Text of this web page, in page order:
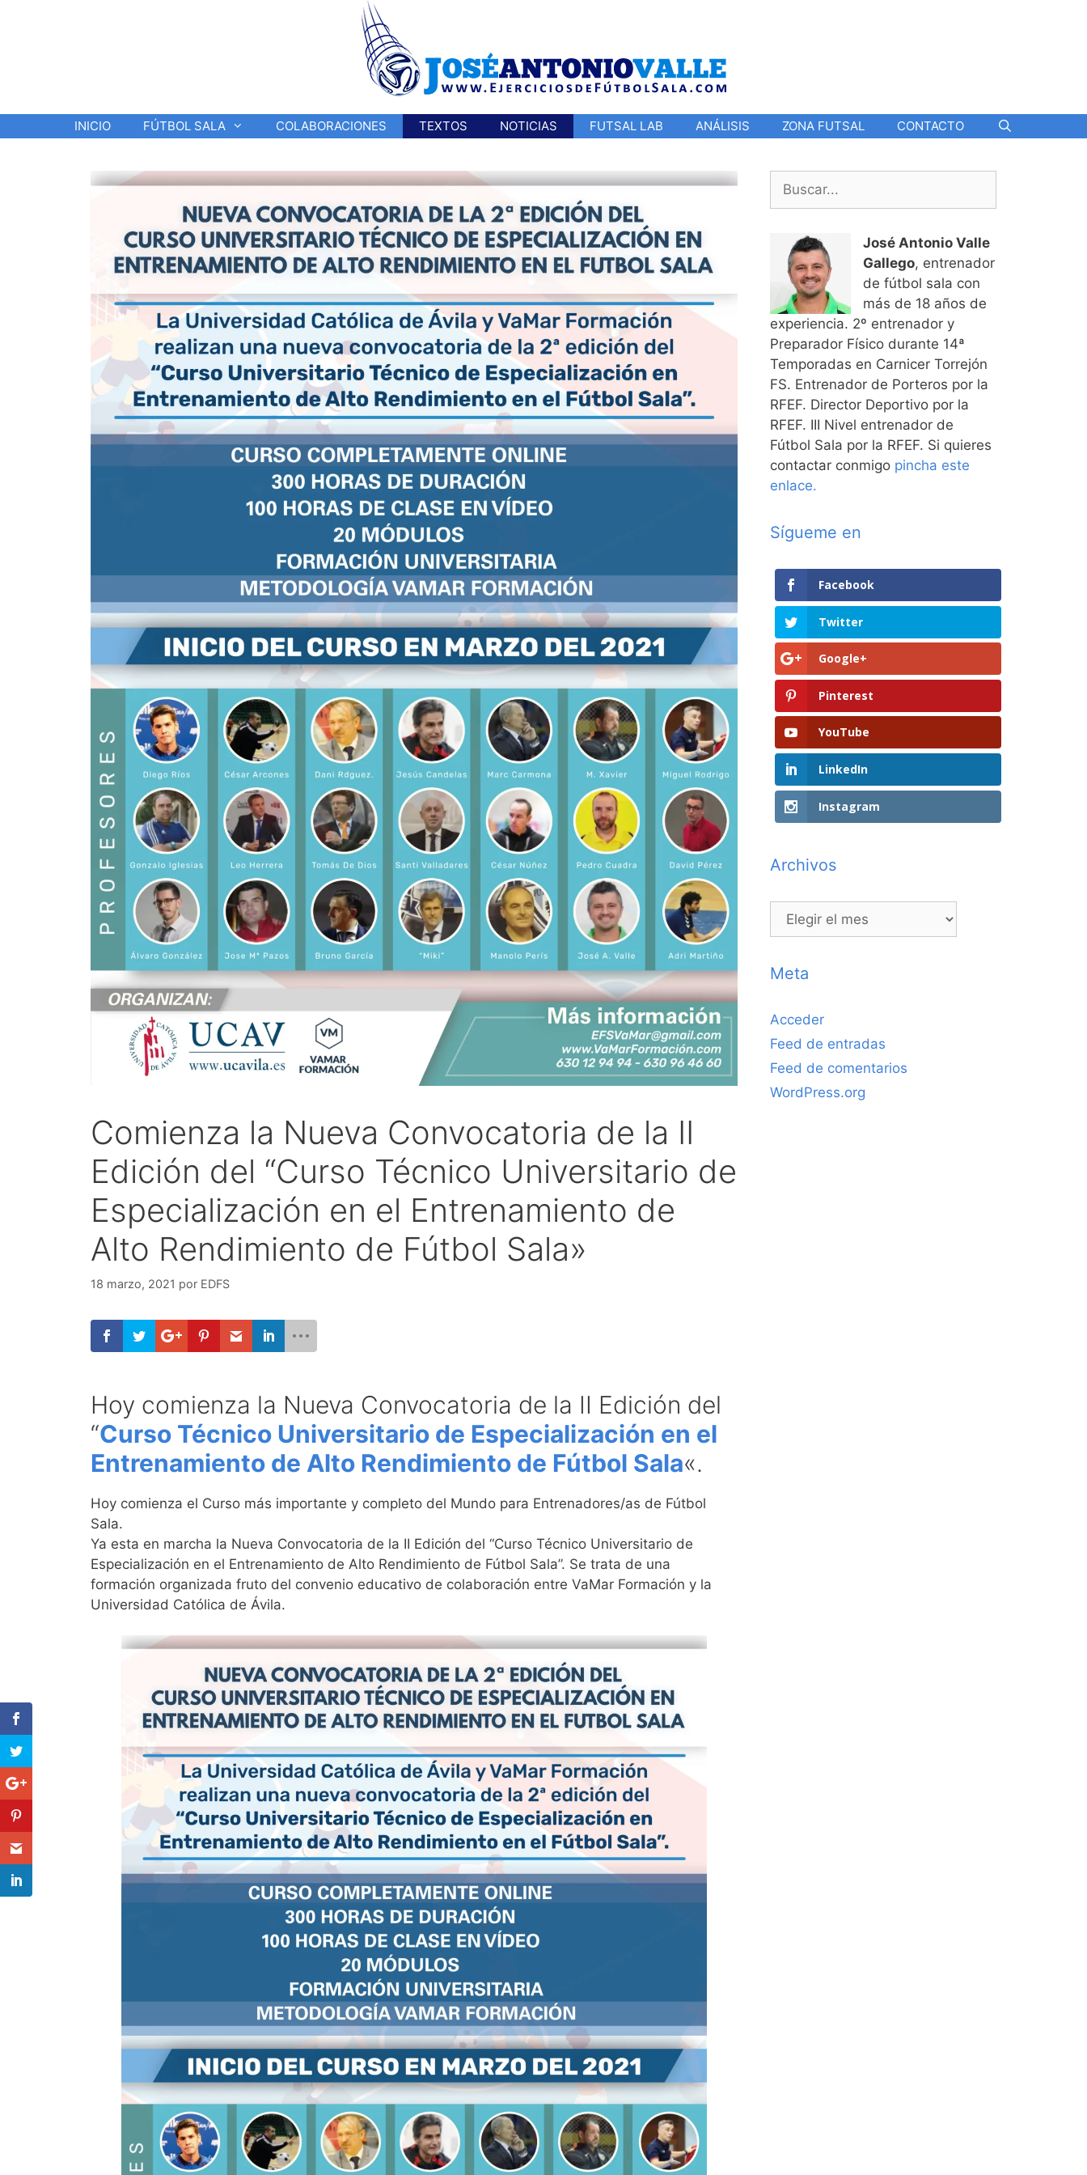
INICIO FÚTBOL SALA COLABORACIONES TEXTOS NOTICIAS FUTSAL LAB ANÁLISIS ZONA FUTSAL CONTACTO
Comienza la Nueva Convocatoria de la II
Edición del “Curso Técnico Universitario de
Especialización en el Entrenamiento de
Alto Rendimiento de Fútbol Sala»
18 marzo, 2021 por EDFS
Hoy comienza la Nueva Convocatoria de la II Edición del
“Curso Técnico Universitario de Especialización en el
Entrenamiento de Alto Rendimiento de Fútbol Sala«.
Hoy comienza el Curso más importante y completo del Mundo para Entrenadores/as de Fútbol
Sala.
Ya esta en marcha la Nueva Convocatoria de la II Edición del “Curso Técnico Universitario de
Especialización en el Entrenamiento de Alto Rendimiento de Fútbol Sala”. Se trata de una
formación organizada fruto del convenio educativo de colaboración entre VaMar Formación y la
Universidad Católica de Ávila.
Buscar:
José Antonio Valle
Gallego, entrenador
de fútbol sala con
más de 18 años de
experiencia. 2º entrenador y
Preparador Físico durante 14ª
Temporadas en Carnicer Torrejón
FS. Entrenador de Porteros por la
RFEF. Director Deportivo por la
RFEF. III Nivel entrenador de
Fútbol Sala por la RFEF. Si quieres
contactar conmigo pincha este
enlace.
Sígueme en
Facebook
Twitter
Google+
Pinterest
YouTube
LinkedIn
Instagram
Archivos
Archivos
Meta
Acceder
Feed de entradas
Feed de comentarios
WordPress.org